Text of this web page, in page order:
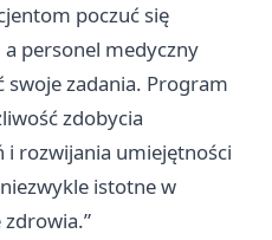
poczuć się
personel medyczny
swoje zadania. Program
zdobycia
i rozwijania umiejętności
istotne w
zdrowia.”